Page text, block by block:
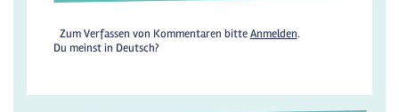
Zum Verfassen von Kommentaren bitteAnmelden.
Du meinst in Deutsch?